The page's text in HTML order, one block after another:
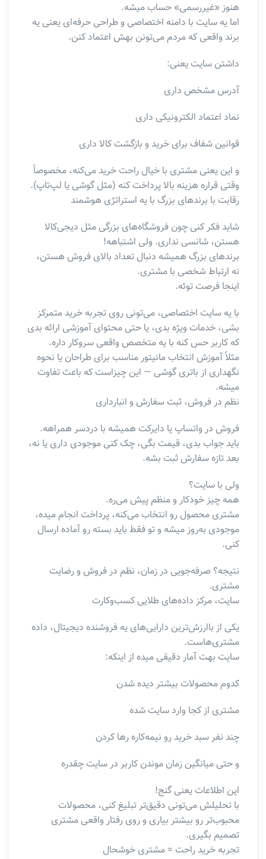
هنوز «غیررسمی» حساب میشه.
اما یه سایت با دامنه اختصاصی و طراحی حرفه‌ای یعنی یه
برند واقعی که مردم می‌تونن بهش اعتماد کنن.
داشتن سایت یعنی:
آدرس مشخص داری
نماد اعتماد الکترونیکی داری
قوانین شفاف برای خرید و بازگشت کالا داری
و این یعنی مشتری با خیال راحت خرید می‌کنه، مخصوصاً
وقتی قراره هزینه بالا پرداخت کنه (مثل گوشی یا لپ‌تاپ).
رقابت با برندهای بزرگ با یه استراتژی هوشمند
شاید فکر کنی چون فروشگاه‌های بزرگی مثل دیجی‌کالا
هستن، شانسی نداری. ولی اشتباهه!
برندهای بزرگ همیشه دنبال تعداد بالای فروش هستن،
نه ارتباط شخصی با مشتری.
اینجا فرصت توئه.
با یه سایت اختصاصی، می‌تونی روی تجربه خرید متمرکز
بشی، خدمات ویژه بدی، یا حتی محتوای آموزشی ارائه بدی
که کاربر حس کنه با یه متخصص واقعی سروکار داره.
مثلاً آموزش انتخاب مانیتور مناسب برای طراحان یا نحوه
نگهداری از باتری گوشی — این چیزاست که باعث تفاوت
میشه.
نظم در فروش، ثبت سفارش و انبارداری
فروش در واتساپ یا دایرکت همیشه با دردسر همراهه.
باید جواب بدی، قیمت بگی، چک کنی موجودی داری یا نه،
بعد تازه سفارش ثبت بشه.
ولی با سایت؟
همه چیز خودکار و منظم پیش می‌ره.
مشتری محصول رو انتخاب می‌کنه، پرداخت انجام میده،
موجودی به‌روز میشه و تو فقط باید بسته رو آماده ارسال
کنی.
نتیجه؟ صرفه‌جویی در زمان، نظم در فروش و رضایت
مشتری.
سایت، مرکز داده‌های طلایی کسب‌و‌کارت
یکی از باارزش‌ترین دارایی‌های یه فروشنده دیجیتال، داده‌
مشتری‌هاست.
سایت بهت آمار دقیقی میده از اینکه:
کدوم محصولات بیشتر دیده شدن
مشتری از کجا وارد سایت شده
چند نفر سبد خرید رو نیمه‌کاره رها کردن
و حتی میانگین زمان موندن کاربر در سایت چقدره
این اطلاعات یعنی گنج!
با تحلیلش می‌تونی دقیق‌تر تبلیغ کنی، محصولات
محبوب‌تر رو بیشتر بیاری و روی رفتار واقعی مشتری
تصمیم بگیری.
تجربه خرید راحت = مشتری خوشحال